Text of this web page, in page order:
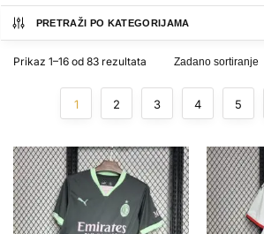
PRETRAŽI PO KATEGORIJAMA
Prikaz 1–16 od 83 rezultata
1 2 3 4 5